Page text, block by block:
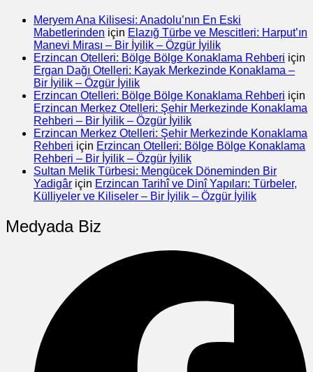
Meryem Ana Kilisesi: Anadolu’nın En Eski
Mabetlerinden için Elazığ Türbe ve Mescitleri: Harput’ın
Manevi Mirası – Bir İyilik – Özgür İyilik
Erzincan Otelleri: Bölge Bölge Konaklama Rehberi için
Ergan Dağı Otelleri: Kayak Merkezinde Konaklama –
Bir İyilik – Özgür İyilik
Erzincan Otelleri: Bölge Bölge Konaklama Rehberi için
Erzincan Merkez Otelleri: Şehir Merkezinde Konaklama
Rehberi – Bir İyilik – Özgür İyilik
Erzincan Merkez Otelleri: Şehir Merkezinde Konaklama
Rehberi için Erzincan Otelleri: Bölge Bölge Konaklama
Rehberi – Bir İyilik – Özgür İyilik
Sultan Melik Türbesi: Mengücek Döneminden Bir
Yadigâr için Erzincan Tarihî ve Dinî Yapıları: Türbeler,
Külliyeler ve Kiliseler – Bir İyilik – Özgür İyilik
Medyada Biz